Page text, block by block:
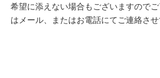
希望に添えない場合もございますので
はメール、またはお電話にてご連絡させ